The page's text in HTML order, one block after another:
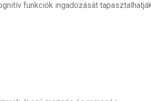
funkciók ingadozását